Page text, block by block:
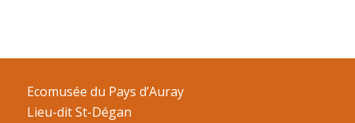
Ecomusée du Pays d’Auray
Lieu-dit St-Dégan